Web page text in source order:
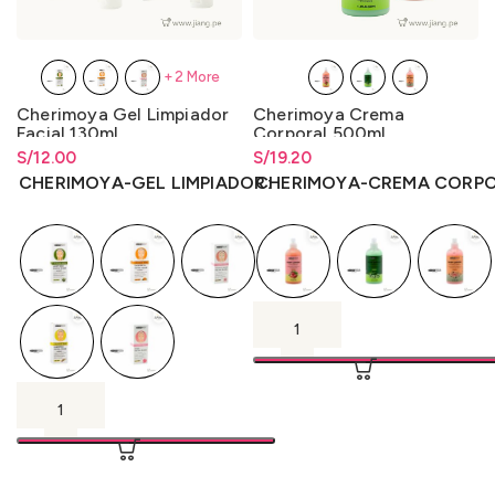
Cherimoya Gel Limpiador
Facial 130ml.
S/12.00
Rango de precios: desde
S/12.00hastaS/12.00
CHERIMOYA-GEL LIMPIADOR
+2 More
Cherimoya Crema
Corporal 500ml
S/19.20
Rango de precios: desde
S/19.20hastaS/19.20
CHERIMOYA-CREMA